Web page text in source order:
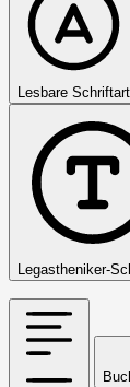
Lesbare Schriftart
Legastheniker-